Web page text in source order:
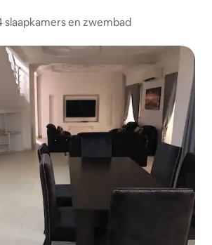
slaapkamers en zwembad